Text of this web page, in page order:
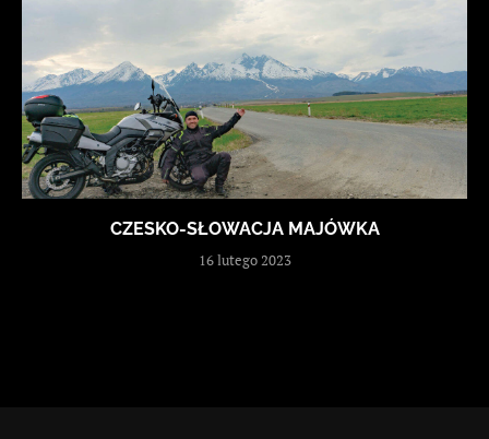
CZESKO-SŁOWACJA MAJÓWKA
16 lutego 2023